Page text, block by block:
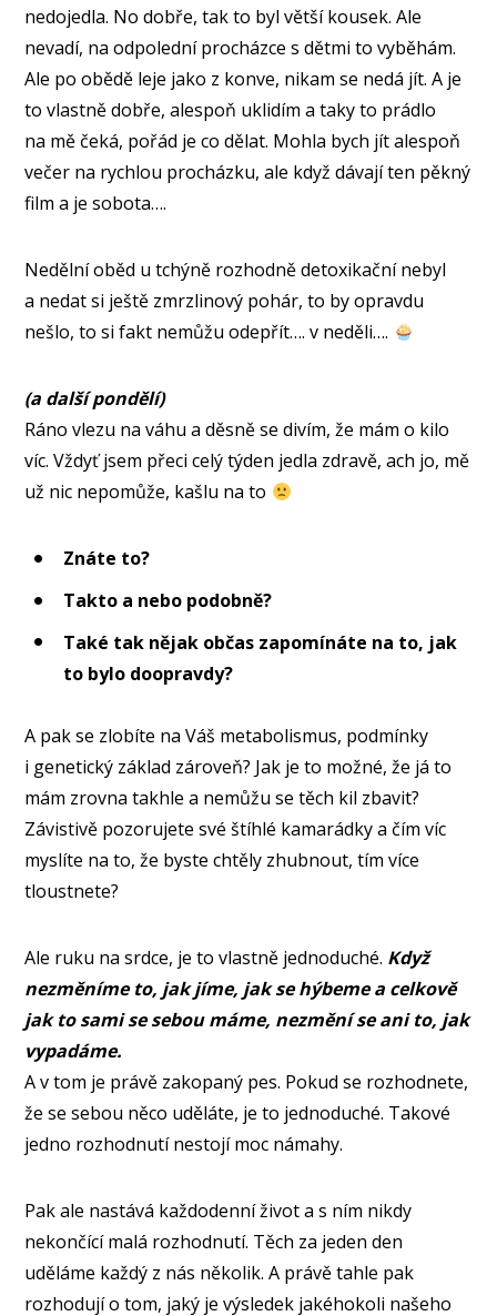
nedojedla. No dobře, tak to byl větší kousek. Ale
nevadí, na odpolední procházce s dětmi to vyběhám.
Ale po obědě leje jako z konve, nikam se nedá jít. A je
to vlastně dobře, alespoň uklidím a taky to prádlo
na mě čeká, pořád je co dělat. Mohla bych jít alespoň
večer na rychlou procházku, ale když dávají ten pěkný
film a je sobota….
Nedělní oběd u tchýně rozhodně detoxikační nebyl
a nedat si ještě zmrzlinový pohár, to by opravdu
nešlo, to si fakt nemůžu odepřít…. v neděli….
(a další pondělí)
Ráno vlezu na váhu a děsně se divím, že mám o kilo
víc. Vždyť jsem přeci celý týden jedla zdravě, ach jo, mě
už nic nepomůže, kašlu na to
Znáte to?
Takto a nebo podobně?
Také tak nějak občas zapomínáte na to, jak
to bylo doopravdy?
A pak se zlobíte na Váš metabolismus, podmínky
i genetický základ zároveň? Jak je to možné, že já to
mám zrovna takhle a nemůžu se těch kil zbavit?
Závistivě pozorujete své štíhlé kamarádky a čím víc
myslíte na to, že byste chtěly zhubnout, tím více
tloustnete?
Ale ruku na srdce, je to vlastně jednoduché. Když
nezměníme to, jak jíme, jak se hýbeme a celkově
jak to sami se sebou máme, nezmění se ani to, jak
vypadáme.
A v tom je právě zakopaný pes. Pokud se rozhodnete,
že se sebou něco uděláte, je to jednoduché. Takové
jedno rozhodnutí nestojí moc námahy.
Pak ale nastává každodenní život a s ním nikdy
nekončící malá rozhodnutí. Těch za jeden den
uděláme každý z nás několik. A právě tahle pak
rozhodují o tom, jaký je výsledek jakéhokoli našeho